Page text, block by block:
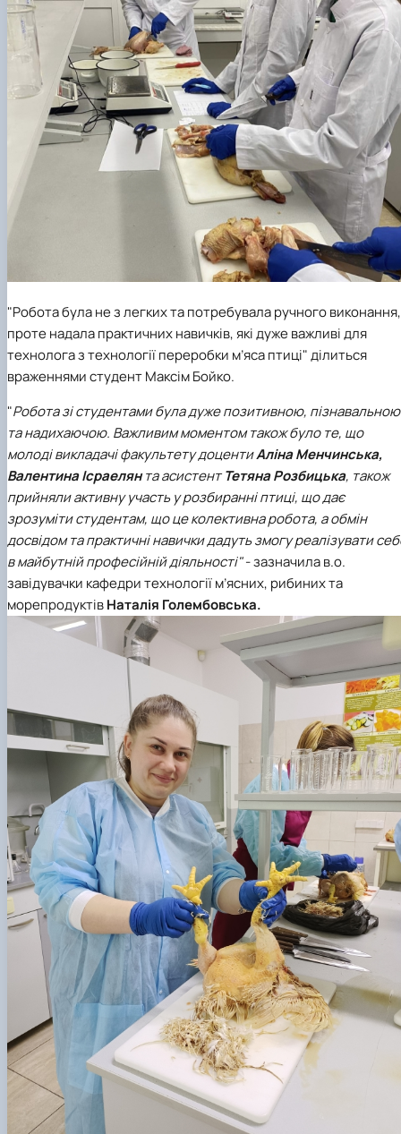
"Робота була не з легких та потребувала ручного виконання,
проте надала практичних навичків, які дуже важливі для
технолога з технології переробки м’яса птиці"ділиться
враженнями студент Максім Бойко.
"Робота зі студентами була дуже позитивною, пізнавальною
та надихаючою. Важливим моментом також було те, що
молоді викладачі факультету доцентиАліна Менчинська,
Валентина Ісраелянта асистентТетяна Розбицька, також
прийняли активну участь у розбиранні птиці, що дає
зрозуміти студентам, що це колективна робота, а обмін
досвідом та практичні навички дадуть змогу реалізувати
в майбутній професійній діяльності"- зазначила в.о.
завідувачки кафедри технології м’ясних, рибиних та
морепродуктівНаталія Голембовська.